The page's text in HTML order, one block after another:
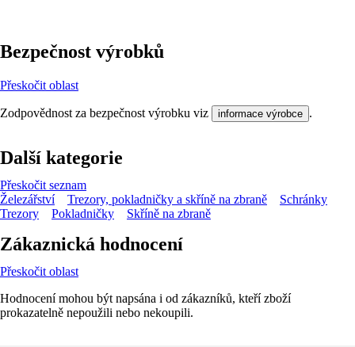
Bezpečnost výrobků
Přeskočit oblast
Zodpovědnost za bezpečnost výrobku viz informace výrobce .
Další kategorie
Přeskočit seznam
Železářství
Trezory, pokladničky a skříně na zbraně
Schránky
Trezory
Pokladničky Skříně na zbraně
Zákaznická hodnocení
Přeskočit oblast
Hodnocení mohou být napsána i od zákazníků, kteří zboží
prokazatelně nepoužili nebo nekoupili.